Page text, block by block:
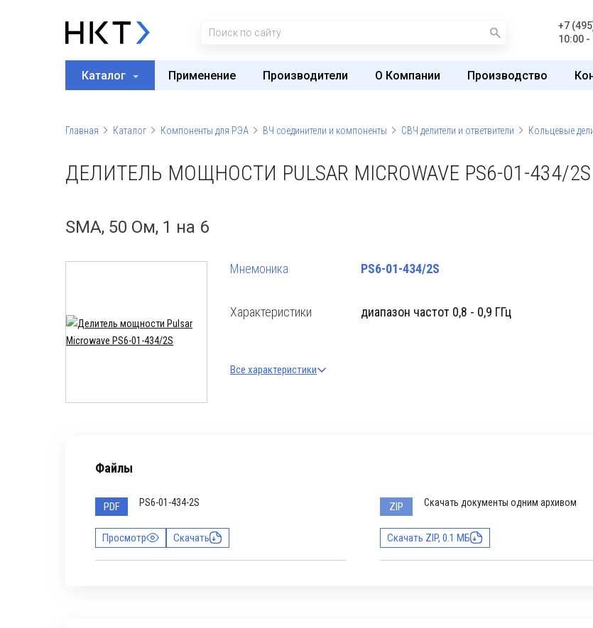
+7
10:00 -
Каталог Применение Производители О Компании Производство
Главная Каталог Компоненты для РЭА ВЧ соединители и компоненты СВЧ делители и ответвители Кольцевые
ДЕЛИТЕЛЬ МОЩНОСТИ PULSAR MICROWAVE PS6-01-434/2S
SMA, 50 Ом, 1 на 6
Мнемоника PS6-01-434/2S
Характеристики диапазон частот 0,8 - 0,9 ГГц
Все характеристики
Файлы
PDF PS6-01-434-2S
Просмотр Скачать
ZIP Скачать документы одним архивом
Скачать ZIP, 0.1 МБ